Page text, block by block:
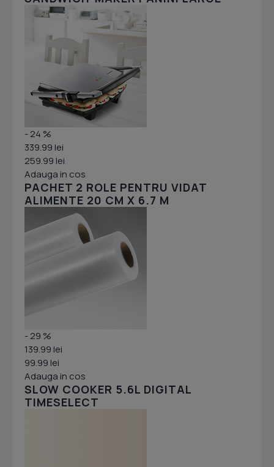
- 24 %
339.99 lei
259.99 lei
Adauga in cos
PACHET 2 ROLE PENTRU VIDAT
ALIMENTE 20 CM X 6.7 M
- 29 %
139.99 lei
99.99 lei
Adauga in cos
SLOW COOKER 5.6L DIGITAL
TIMESELECT